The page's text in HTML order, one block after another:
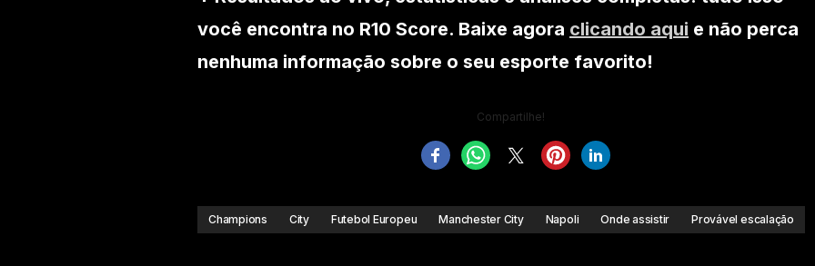
você encontra no R10 Score. Baixe agora clicando aqui e não perca
nenhuma informação sobre o seu esporte favorito!
Compartilhe!
Champions City Futebol Europeu Manchester City Napoli Onde assistir Provável escalação